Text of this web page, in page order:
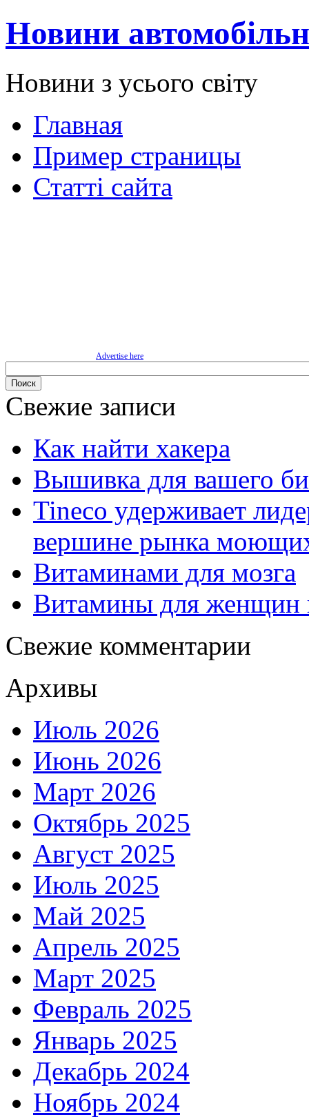
Новини
Новини з усього світу
Главная
Пример страницы
Статті сайта
Advertise here
Свежие записи
Как найти хакера
Вышивка для вашего
Tineco удерживает
вершине рынка
Витаминами для мозга
Витамины для женщин
Свежие комментарии
Архивы
Июль 2026
Июнь 2026
Март 2026
Октябрь 2025
Август 2025
Июль 2025
Май 2025
Апрель 2025
Март 2025
Февраль 2025
Январь 2025
Декабрь 2024
Ноябрь 2024